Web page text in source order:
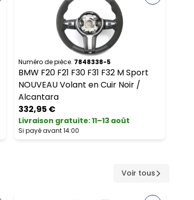
Numéro de pièce. 7848338-5
BMW F20 F21 F30 F31 F32 M Sport
NOUVEAU Volant en Cuir Noir /
Alcantara
332,95 €
Livraison gratuite:11–13 août
Si payé avant 14:00
Voir tous